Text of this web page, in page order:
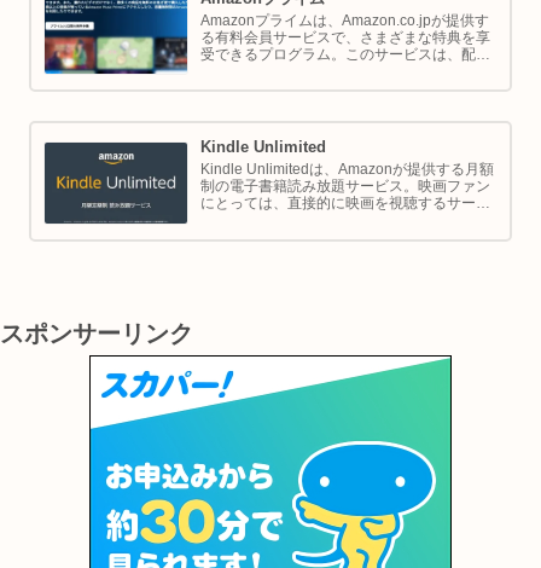
Amazonプライムは、Amazon.co.jpが提供す
る有料会員サービスで、さまざまな特典を享
受できるプログラム。このサービスは、配送
実、さらには限定割引までをカバーし、日常
Kindle Unlimited
Kindle Unlimitedは、Amazonが提供する月額
制の電子書籍読み放題サービス。映画ファン
にとっては、直接的に映画を視聴するサービ
理解し、楽しむための間接的なツールとして
スポンサーリンク